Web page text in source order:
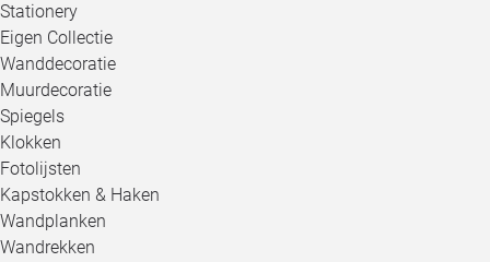
Stationery
Eigen Collectie
Wanddecoratie
Muurdecoratie
Spiegels
Klokken
Fotolijsten
Kapstokken & Haken
Wandplanken
Wandrekken